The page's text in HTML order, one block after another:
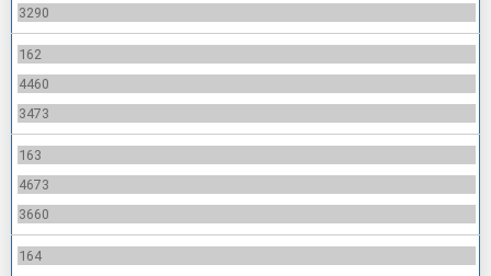
3290
162
4460
3473
163
4673
3660
164